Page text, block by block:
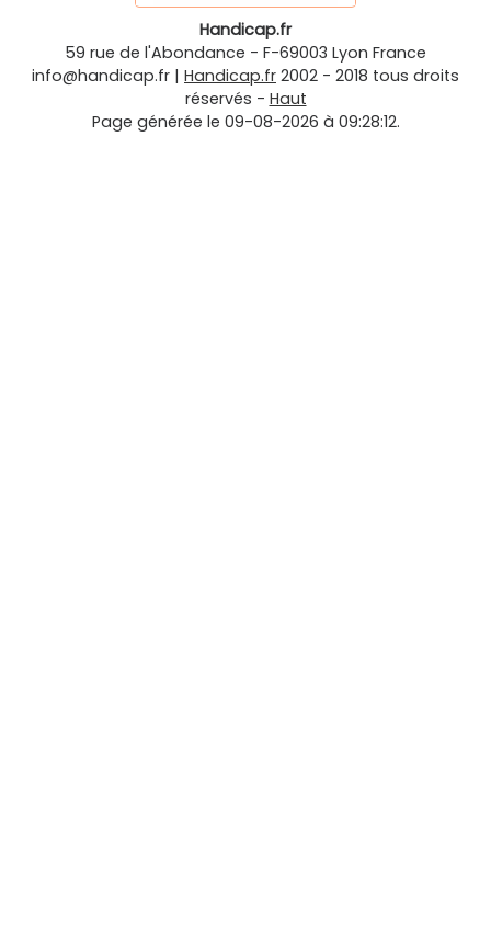
Handicap.fr
59 rue de l'Abondance - F-69003 Lyon France
info@handicap.fr | Handicap.fr 2002 - 2018 tous droits
réservés - Haut
Page générée le 09-08-2026 à 09:28:12.